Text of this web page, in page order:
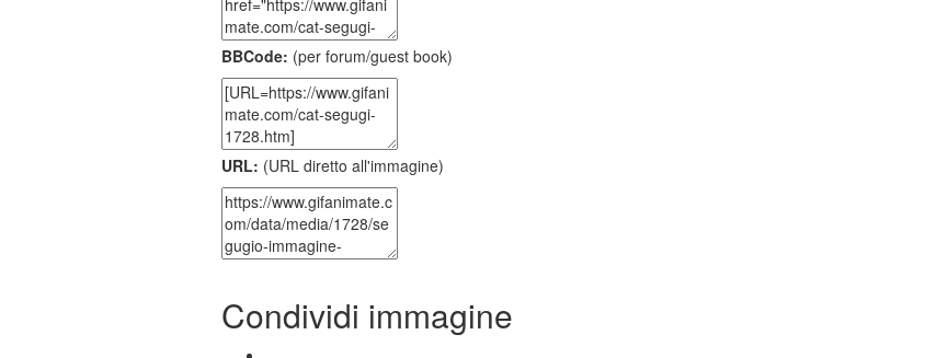
BBCode: (per forum/guest book)
URL: (URL diretto all'immagine)
Condividi immagine